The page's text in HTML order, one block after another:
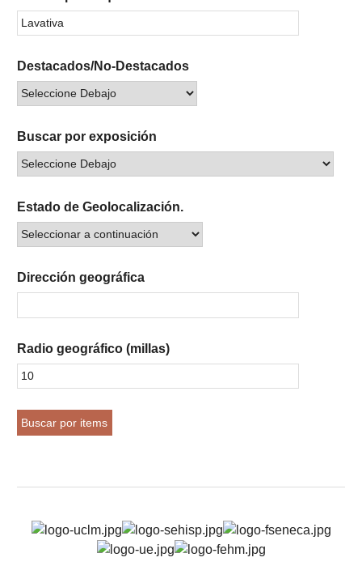
Destacados/No-Destacados
Buscar por exposición
Estado de Geolocalización.
Dirección geográfica
Radio geográfico (millas)